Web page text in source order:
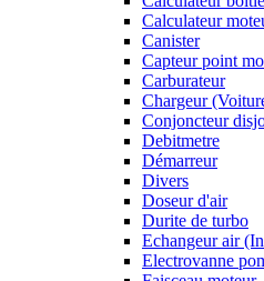
Calculateur
Canister
Capteur point
Carburateur
Chargeur
Conjoncteur
Debitmetre
Démarreur
Divers
Doseur d'air
Durite de turbo
Echangeur air
Electrovanne